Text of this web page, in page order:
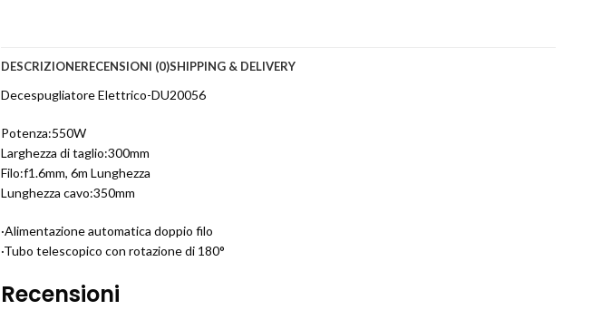
DESCRIZIONERECENSIONI (0)SHIPPING & DELIVERY
Decespugliatore Elettrico-DU20056
Potenza:550W
Larghezza di taglio:300mm
Filo:f1.6mm, 6m Lunghezza
Lunghezza cavo:350mm
·Alimentazione automatica doppio filo
·Tubo telescopico con rotazione di 180°
Recensioni